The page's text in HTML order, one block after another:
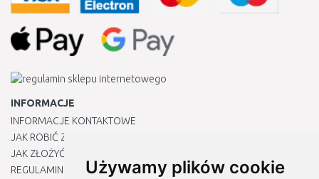
Używamy plików cookie
INFORMACJE
INFORMACJE KONTAKTOWE
JAK ROBIĆ ZAKUPY ?
JAK ZŁOŻYĆ REKLAMACJĘ
REGULAMIN